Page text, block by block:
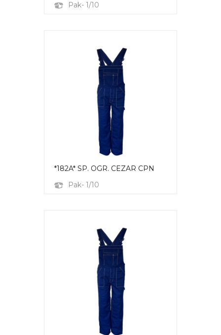
Pak- 1/10
*182A* SP. OGR. CEZAR CPN
Pak- 1/10